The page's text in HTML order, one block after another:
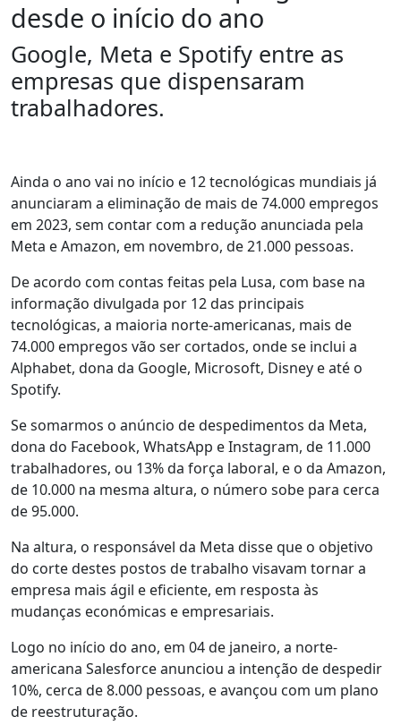
desde o início do ano
Google, Meta e Spotify entre as
empresas que dispensaram
trabalhadores.
Ainda o ano vai no início e 12 tecnológicas mundiais já
anunciaram a eliminação de mais de 74.000 empregos
em 2023, sem contar com a redução anunciada pela
Meta e Amazon, em novembro, de 21.000 pessoas.
De acordo com contas feitas pela Lusa, com base na
informação divulgada por 12 das principais
tecnológicas, a maioria norte-americanas, mais de
74.000 empregos vão ser cortados, onde se inclui a
Alphabet, dona da Google, Microsoft, Disney e até o
Spotify.
Se somarmos o anúncio de despedimentos da Meta,
dona do Facebook, WhatsApp e Instagram, de 11.000
trabalhadores, ou 13% da força laboral, e o da Amazon,
de 10.000 na mesma altura, o número sobe para cerca
de 95.000.
Na altura, o responsável da Meta disse que o objetivo
do corte destes postos de trabalho visavam tornar a
empresa mais ágil e eficiente, em resposta às
mudanças económicas e empresariais.
Logo no início do ano, em 04 de janeiro, a norte-
americana Salesforce anunciou a intenção de despedir
10%, cerca de 8.000 pessoas, e avançou com um plano
de reestruturação.